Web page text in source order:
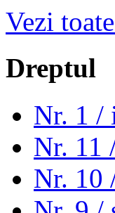
Vezi
Dreptul
Nr. 1 /
Nr. 11
Nr. 10